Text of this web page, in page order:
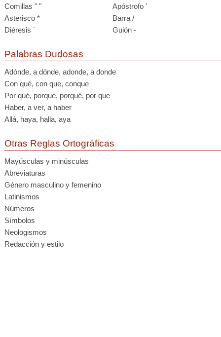
Comillas " "
Apóstrofo '
Asterisco *
Barra /
Diéresis ¨
Guión -
Palabras Dudosas
Adónde, a dónde, adonde, a donde
Con qué, con que, conque
Por qué, porque, porqué, por que
Haber, a ver, a haber
Allá, haya, halla, aya
Otras Reglas Ortográficas
Mayúsculas y minúsculas
Abreviaturas
Género masculino y femenino
Latinismos
Números
Símbolos
Neologismos
Redacción y estilo